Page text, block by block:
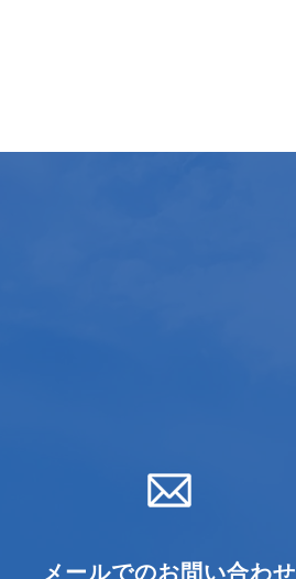
メールでのお問い合わせ